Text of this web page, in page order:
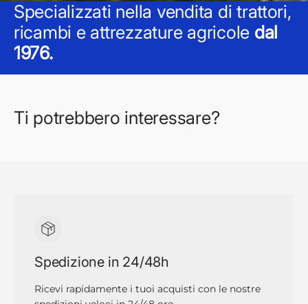
Specializzati nella vendita di trattori,
ricambi e attrezzature agricole dal
1976.
Ti potrebbero interessare?
Spedizione in 24/48h
Ricevi rapidamente i tuoi acquisti con le nostre